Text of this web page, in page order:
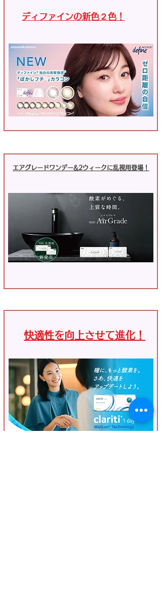
ディファインの新色２色！
エアグレードワンデー&2ウィークに乱視用登場！
快適性を向上させて進化！